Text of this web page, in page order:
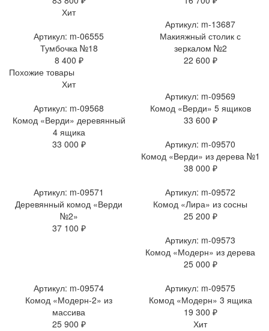
Хит
Артикул: m-06555
Тумбочка №18
8 400 ₽
Артикул: m-13687
Макияжный столик с
зеркалом №2
22 600 ₽
Похожие товары
Хит
Артикул: m-09568
Комод «Верди» деревянный
4 ящика
33 000 ₽
Артикул: m-09569
Комод «Верди» 5 ящиков
33 600 ₽
Артикул: m-09570
Комод «Верди» из дерева №1
38 000 ₽
Артикул: m-09571
Деревянный комод «Верди
№2»
37 100 ₽
Артикул: m-09572
Комод «Лира» из сосны
25 200 ₽
Артикул: m-09573
Комод «Модерн» из дерева
25 000 ₽
Артикул: m-09574
Комод «Модерн-2» из
массива
25 900 ₽
Артикул: m-09575
Комод «Модерн» 3 ящика
19 300 ₽
Хит